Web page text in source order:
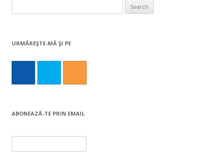
for:
URMĂREŞTE-MĂ ŞI PE
ABONEAZĂ-TE PRIN EMAIL